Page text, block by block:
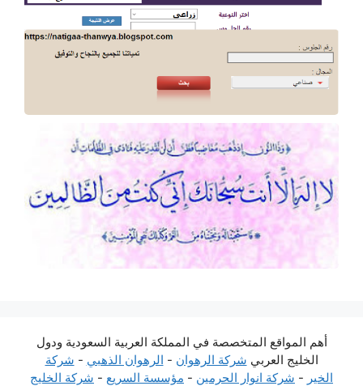
أهم المواقع المتخصصة في المملكة العربية السعودية ودول
الخليج العربي شركة الرهوان - الرهوان الذهبي - شركة
الخير - شركة انوار الحرمين - مؤسسة السريع - شركة الخليج